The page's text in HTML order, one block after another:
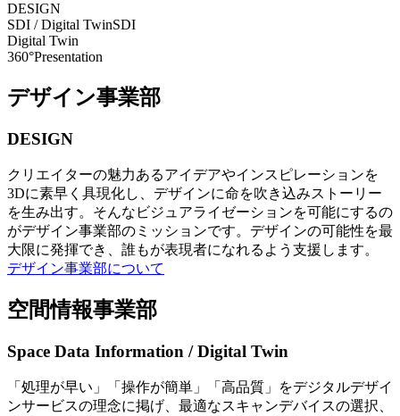
DESIGN
SDI / Digital TwinSDI
Digital Twin
360°Presentation
デザイン事業部
DESIGN
クリエイターの魅力あるアイデアやインスピレーションを
3Dに素早く具現化し、デザインに命を吹き込みストーリー
を生み出す。そんなビジュアライゼーションを可能にするの
がデザイン事業部のミッションです。デザインの可能性を最
大限に発揮でき、誰もが表現者になれるよう支援します。
デザイン事業部について
空間情報事業部
Space Data Information / Digital Twin
「処理が早い」「操作が簡単」「高品質」をデジタルデザイ
ンサービスの理念に掲げ、最適なスキャンデバイスの選択、